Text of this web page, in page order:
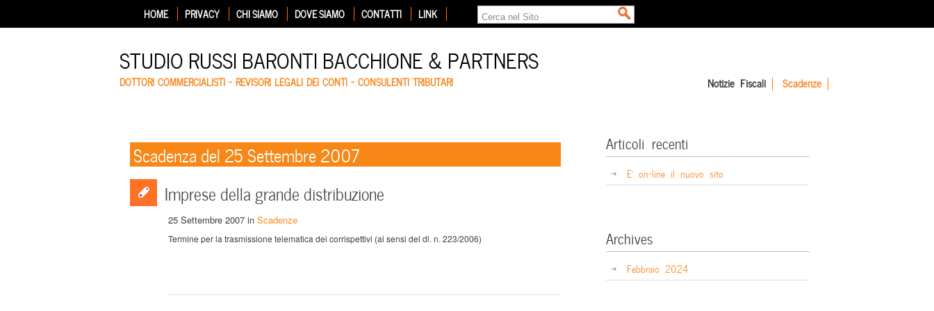
HOME PRIVACY CHI SIAMO DOVE SIAMO CONTATTI LINK
STUDIO RUSSI BARONTI BACCHIONE & PARTNERS
DOTTORI COMMERCIALISTI – REVISORI LEGALI DEI CONTI – CONSULENTI TRIBUTARI Notizie Fiscali Scadenze
Scadenza del 25 Settembre 2007
Imprese della grande distribuzione
25 Settembre 2007 in Scadenze
Termine per la trasmissione telematica dei corrispettivi (ai sensi del dl. n. 223/2006)
Articoli recenti
E’ on-line il nuovo sito
Archives
Febbraio 2024